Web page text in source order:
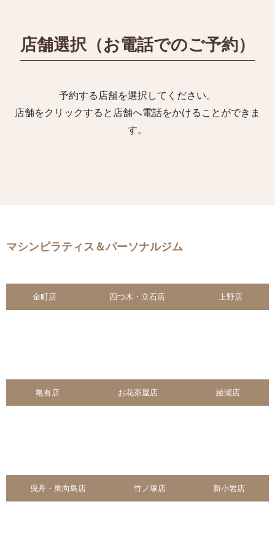
店舗選択（お電話でのご予約）
予約する店舗を選択してください。
店舗をクリックすると店舗へ電話をかけることができま
す。
マシンピラティス＆パーソナルジム
金町店 四つ木・立石店 上野店
亀有店 お花茶屋店 綾瀬店
曳舟・東向島店 竹ノ塚店 新小岩店